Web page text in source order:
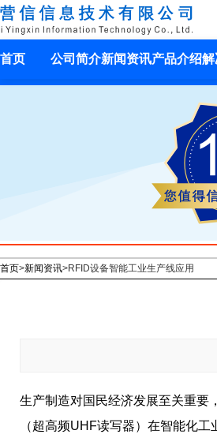
首页 公司简介新闻资讯产品介绍解
首页>新闻资讯>RFID设备智能工业生产线应用
生产制造对国民经济发展至关重要
（超高频UHF读写器）在智能化